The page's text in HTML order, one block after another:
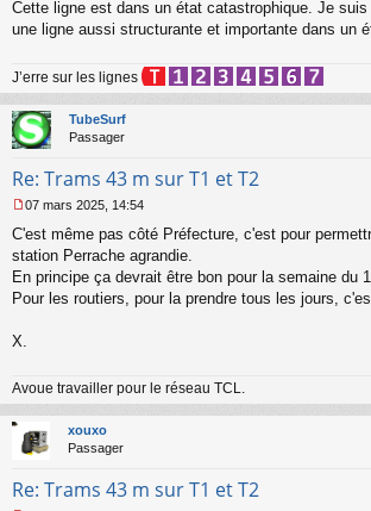
u
Cette ligne est dans un état catastrophique. Je suis
une ligne aussi structurante et importante dans un
J’erre sur les lignes
TubeSurf
Passager
Re: Trams 43 m sur T1 et T2
e
s
s
g
n
l
u
07 mars 2025, 14:54
C'est même pas côté Préfecture, c'est pour
station Perrache agrandie.
En principe ça devrait être bon pour la semaine du
Pour les routiers, pour la prendre tous les jours,
X.
Avoue travailler pour le réseau TCL.
xouxo
Passager
Re: Trams 43 m sur T1 et T2